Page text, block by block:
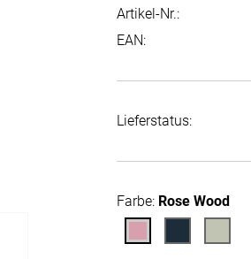
Artikel-Nr.:
EAN:
Lieferstatus:
Farbe: Rose Wood